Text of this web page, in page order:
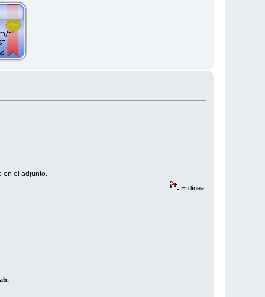
en el adjunto.
En línea